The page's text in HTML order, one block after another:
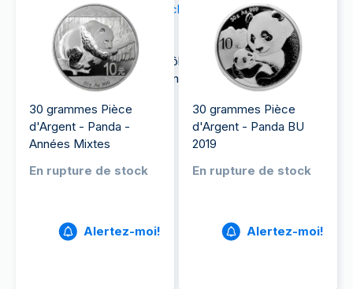
les pièces d'argent chinoises Pandaet des
produits commémoratifs.
La CGCI joue également un rôle très important dans
la fonction d'émission de monnaie de la Banque
populaire de Chine.
30 grammes Pièce
d'Argent - Panda -
Années Mixtes
En rupture de stock
Alertez-moi!
30 grammes Pièce
d'Argent - Panda BU
2019
En rupture de stock
Alertez-moi!